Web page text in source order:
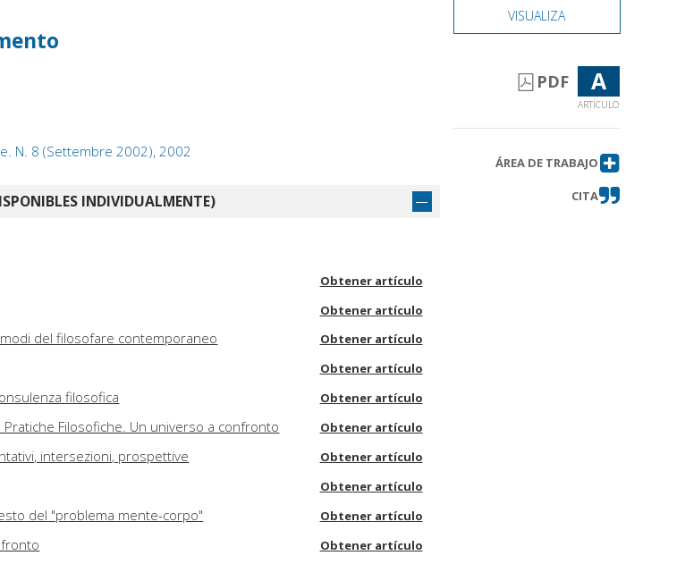
N. 8 (Settembre 2002), 2002
INDIVIDUALMENTE)
Obtener artículo
Obtener artículo
del filosofare contemporaneo Obtener artículo
Obtener artículo
filosofica Obtener artículo
Filosofiche. Un universo a confronto Obtener artículo
intersezioni, prospettive Obtener artículo
Obtener artículo
del "problema mente-corpo" Obtener artículo
Obtener artículo
VISUALIZA
PDF A
ARTÍCULO
ÁREA DE TRABAJO
CITA